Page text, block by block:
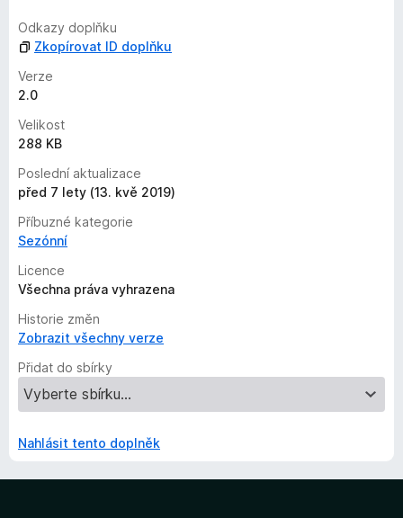
n
o
Odkazy doplňku
Zkopírovat ID doplňku
Verze
2.0
Velikost
288 KB
Poslední aktualizace
před 7 lety (13. kvě 2019)
Příbuzné kategorie
Sezónní
Licence
Všechna práva vyhrazena
Historie změn
Zobrazit všechny verze
Přidat do sbírky
Nahlásit tento doplněk